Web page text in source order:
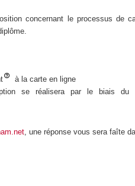
concernant le processus de
à la carte en ligne
se réalisera par le biais du
, une réponse vous sera faîte